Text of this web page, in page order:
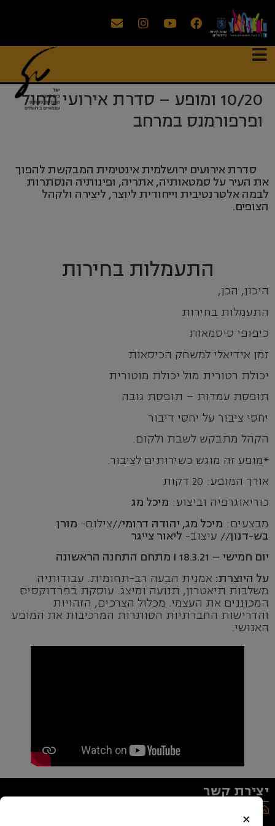
10/20 ומופע – סדרת אירועי מחול
ופרפורמנס במרחב
סדרת אירועים ירושלמית אינטימית המבקשת להפוך
את העיר על סמטאותיה, אתריה, ופינותיה הנסתרות
לבמה אלטרנטיבית וייחודית ליוצר, ליצירה ולקהל
הצופים.
התעמלות בחירות
היכון, הכן,
התעמלות בחירות
כיפופי סיסמאות
זמן אידיאלי למשחק הכיסאות
יכולת רטורית מול יכולת מוטורית
תופסת עמדות – תופסת גובה
יחסי ציבור על יחסי דיבור
הקהל מתבקש לשבת ולקום.
*מופע זה מוגש כשירותים לציבור.
אורך המופע: 20 דקות
כוריאוגרפיה וביצוע: מיכל מג
מבצעים: מיכל מג, יהודה דרומי//צילום- מורן
בש-דנון// עיצוב- ליאור צייגר
יום חמישי – 18.3.21 I מתחם התחנה הראשונה
על היוצרת: אמנית הבעה רב-תחומית. עבודותיה
משלבות תיאטרון, תנועה ומיצג. עוסקת בפרדוקסים
המכוננים את העצמי. מכלול הצרכים, הזהויות
והדרישות החברתיות הסותרות המרכיבות את המופע
האנושי.
יצירת קשר
×